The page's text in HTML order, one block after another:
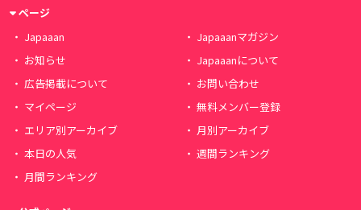
ページ
Japaaan
Japaaanマガジン
お知らせ
Japaaanについて
広告掲載について
お問い合わせ
マイページ
無料メンバー登録
エリア別アーカイブ
月別アーカイブ
本日の人気
週間ランキング
月間ランキング